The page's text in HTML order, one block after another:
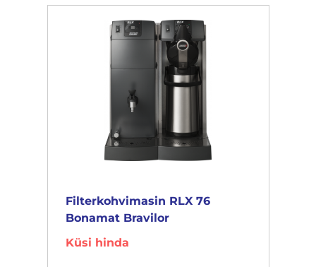
Filterkohvimasin RLX 76
Bonamat Bravilor
Küsi hinda